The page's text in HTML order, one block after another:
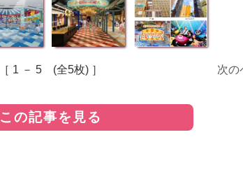
［ 1 － 5 (全5枚) ］ 次の
この記事を見る